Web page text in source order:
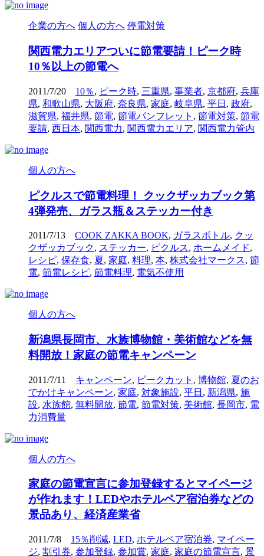
企業の方へ 個人の方へ 停電対策
関西電力エリアついに節電要請！ピーク時
10％以上の節電へ
2011/7/20 10％, ピーク時, 三重県, 事業者, 京都府, 兵庫
県, 和歌山県, 大阪府, 奈良県, 家庭, 岐阜県, 平日 , 政府,
滋賀県, 福井県, 節電, 節電パンフレット , 節電対策, 節電
要請, 西日本, 関西電力, 関西電力エリア, 関西電力管内
個人の方へ
ピクルスで節電料理！ クックザッカブック第
4弾発売、ガラス瓶＆ステッカー付き
2011/7/13 COOK ZAKKA BOOK, ガラスボトル, クッ
クザッカブック, ステッカー, ピクルス, ホームメイド,
レシピ, 保存食, 夏, 家庭, 料理, 本, 株式会社マークス, 節
電, 節電レシピ, 節電料理, 電気不使用
個人の方へ
新潟県長岡市、水族博物館・美術館などを無
料開放！家庭の節電キャンペーン
2011/7/11 キャンペーン, ピークカット , 博物館, 夏のお
でかけキャンペーン, 家庭, 対象施設, 平日 , 新潟県, 施
設, 水族館, 無料開放, 節電, 節電対策, 美術館, 長岡市, 電
力消費量
個人の方へ
家庭の節電宣言に参加登録するとマイページ
が作れます！LEDやホテルペア宿泊券などの
景品あり、経済産業省
2011/7/8 15％削減, LED, ホテルペア宿泊券, マイペー
ジ, 割引券, 参加登録, 参加賞, 家庭, 家庭の節電宣言, 景